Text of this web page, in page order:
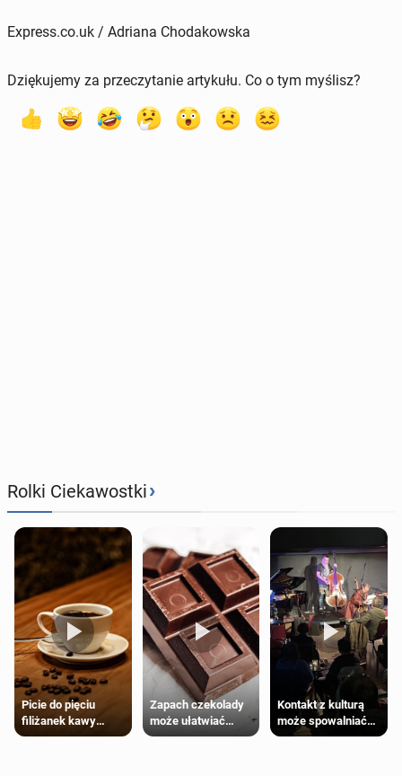
Express.co.uk / Adriana Chodakowska
Dziękujemy za przeczytanie artykułu. Co o tym myślisz?
Rolki Ciekawostki›
Picie do pięciu
filiżanek kawy
dziennie jest
Zapach czekolady
może ułatwiać
trening siłowy
Kontakt z kulturą
może spowalniać
starzenie